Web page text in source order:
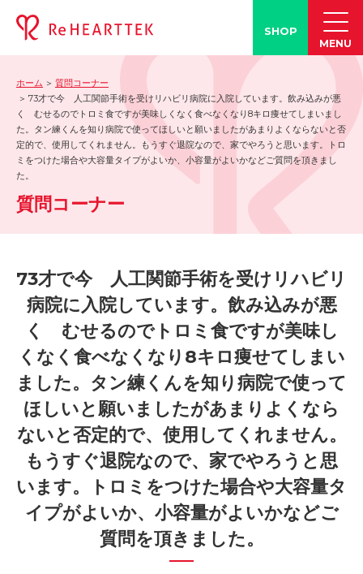
製品情報
-「タン練くん」
-「FACE LINE BOTTLE」
-学会発表情報
-メディア紹介事例
誤嚥・誤嚥性肺炎の知識
-誤嚥・誤嚥性肺炎とは
-誤嚥のQ&A(コラム)
-誤嚥・誤嚥性肺炎の予防策
会社情報
ショップ
電話する
SHOP
MENU
ホーム
質問コーナー
73才で今 人工関節手術を受けリハビリ病院に入院しています。飲み込みが悪
く むせるのでトロミ食ですが美味しくなく食べなくなり8キロ痩せてしまいまし
た。タン練くんを知り病院で使ってほしいと願いましたがあまりよくならないと否
定的で、使用してくれません。もうすぐ退院なので、家でやろうと思います。トロ
ミをつけた場合や大容量タイプがよいか、小容量がよいかなどご質問を頂きまし
た。
質問コーナー
73才で今 人工関節手術を受けリハビリ
病院に入院しています。飲み込みが悪
く むせるのでトロミ食ですが美味し
くなく食べなくなり8キロ痩せてしまい
ました。タン練くんを知り病院で使って
ほしいと願いましたがあまりよくなら
ないと否定的で、使用してくれません。
もうすぐ退院なので、家でやろうと思
います。トロミをつけた場合や大容量タ
イプがよいか、小容量がよいかなどご
質問を頂きました。